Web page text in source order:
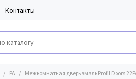
Контакты
PA Межкомнатная дверь эмаль Profil Doors